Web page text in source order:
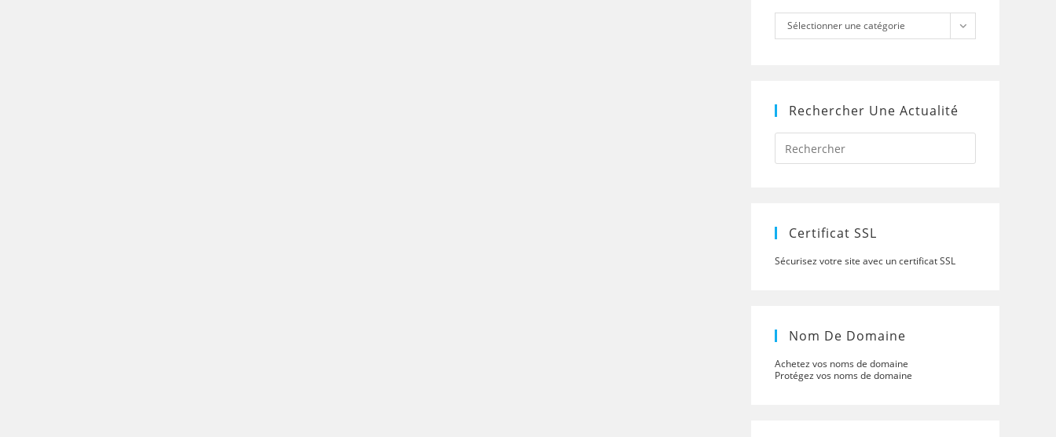
Catégories
Sélectionner une catégorie
Rechercher Une Actualité
Press
to
Certificat SSL
Sécurisez votre site avec un certificat SSL
Nom De Domaine
Achetez vos noms de domaine
Protégez vos noms de domaine